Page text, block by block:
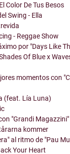
Color De Tus Besos
Swing - Ella
- Reggae Show
por "Days Like
Of Blue x
momentos con
(feat. Lía Luna)
"Grandi
kommer
al ritmo de "Pau
Your Heart